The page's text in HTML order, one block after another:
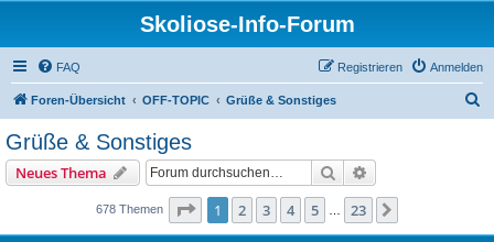
Skoliose-Info-Forum
FAQ Anmelden
Registrieren
Foren-Übersicht OFF-TOPIC Grüße & Sonstiges
Grüße & Sonstiges
Neues Thema Suche
678 Themen Seite 1von 23
1 2 3 4 5 23